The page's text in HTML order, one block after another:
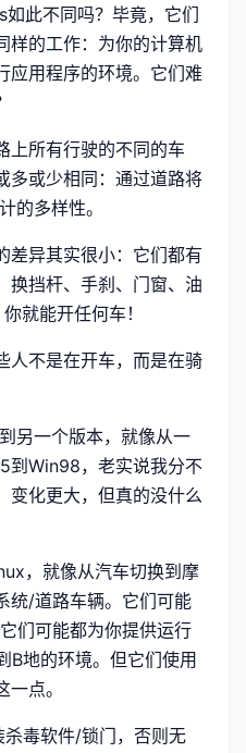
此不同吗？毕竟，它们
样的工作：为你的计算机
应用程序的环境。它们难
上所有行驶的不同的车
多或少相同：通过道路将
的多样性。
差异其实很小：它们都有
换挡杆、手刹、门窗、油
就能开任何车！
人不是在开车，而是在骑
另一个版本，就像从一
到Win98，老实说我分不
变化更大，但真的没什么
，就像从汽车切换到摩
统/道路车辆。它们可能
们可能都为你提供运行
B地的环境。但它们使用
点。
毒软件/锁门，否则无